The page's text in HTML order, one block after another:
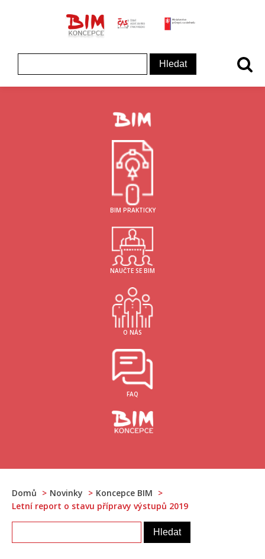
Koncepce BIM - logo
ČAS - logo
BIM PRAKTICKY
NAUČTE SE BIM
O NÁS
FAQ
Domů Novinky
Koncepce BIM
Letní report o stavu přípravy výstupů 2019